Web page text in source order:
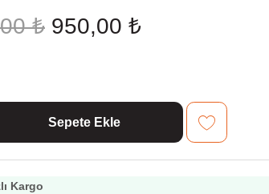
₺ Orijinal
fiyat:
950,00 ₺Şu
Sepete Ekle
Kargo